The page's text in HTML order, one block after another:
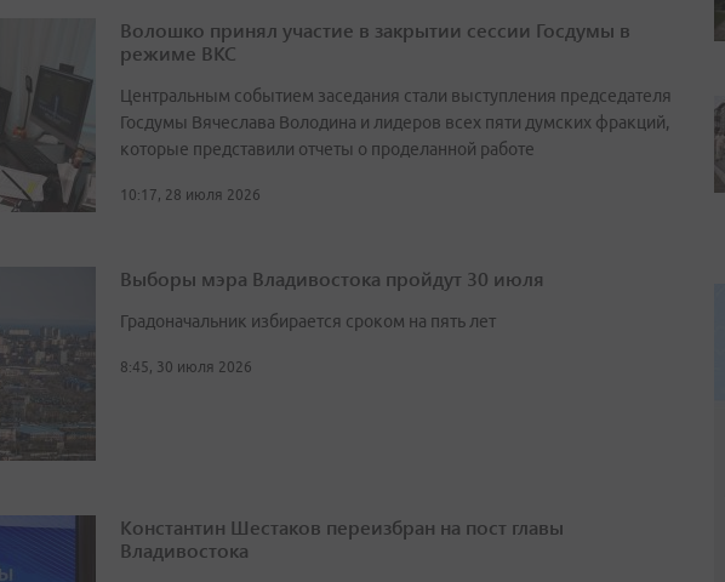
Волошко принял участие в закрытии сессии Госдумы в
режиме ВКС
Центральным событием заседания стали выступления председателя
Госдумы Вячеслава Володина и лидеров всех пяти думских фракций,
которые представили отчеты о проделанной работе
10:17, 28 июля 2026
Выборы мэра Владивостока пройдут 30 июля
Градоначальник избирается сроком на пять лет
8:45, 30 июля 2026
Константин Шестаков переизбран на пост главы
Владивостока